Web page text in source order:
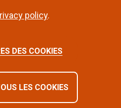
policy.
DES COOKIES
LES COOKIES